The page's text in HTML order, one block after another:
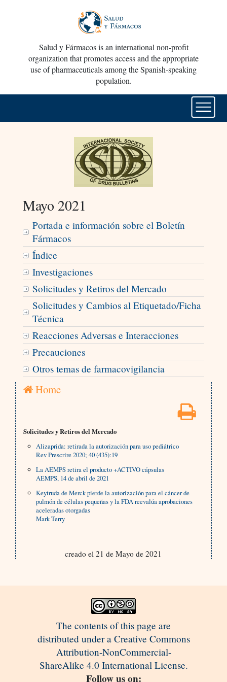
Salud y Fármacos is an international non-profit
organization that promotes access and the appropriate
use of pharmaceuticals among the Spanish-speaking
population.
Mayo 2021
Portada e información sobre el Boletín
Fármacos
Índice
Investigaciones
Solicitudes y Retiros del Mercado
Solicitudes y Cambios al Etiquetado/Ficha
Técnica
Reacciones Adversas e Interacciones
Precauciones
Otros temas de farmacovigilancia
Home
Solicitudes y Retiros del Mercado
Alizaprida: retirada la autorización para uso pediátrico
Rev Prescrire 2020; 40 (435):19
La AEMPS retira el producto +ACTIVO cápsulas
AEMPS, 14 de abril de 2021
Keytruda de Merck pierde la autorización para el cáncer de
pulmón de células pequeñas y la FDA reevalúa aprobaciones
aceleradas otorgadas
Mark Terry
creado el 21 de Mayo de 2021
The contents of this page are
distributed under a Creative Commons
Attribution-NonCommercial-
ShareAlike 4.0 International License.
Follow us on: